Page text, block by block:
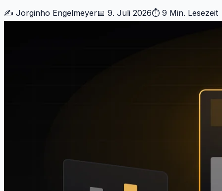
✍️ Jorginho Engelmeyer📅 9. Juli 2026⏱ 9 Min. Lesezeit